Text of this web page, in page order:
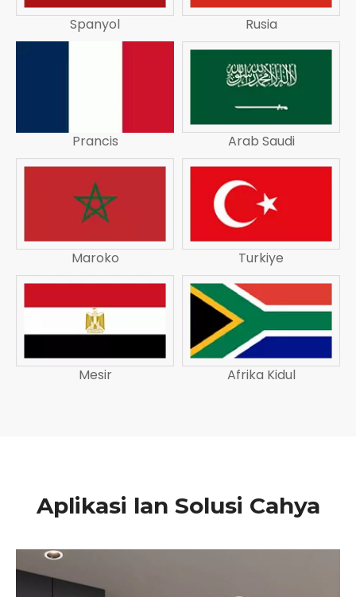
Spanyol Rusia
Prancis Arab Saudi
Maroko Turkiye
Mesir Afrika Kidul
Aplikasi lan Solusi Cahya